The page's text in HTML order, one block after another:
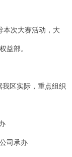
本次大赛活动，大
益部。
区实际，重点组织
司承办